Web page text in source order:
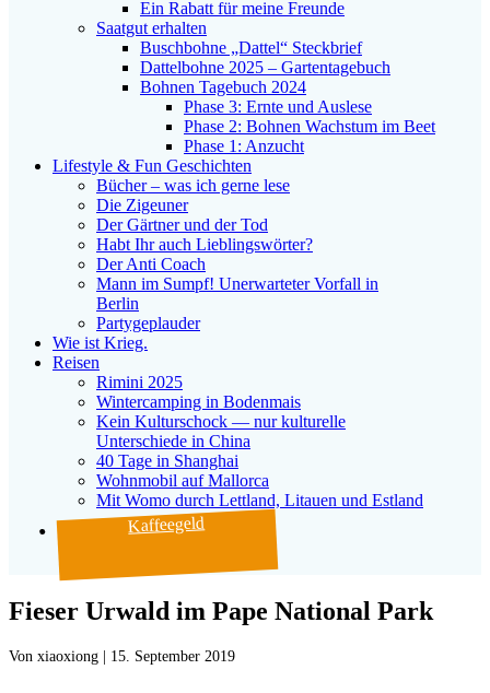
Ein Rabatt für meine Freunde
Saatgut erhalten
Buschbohne „Dattel“ Steckbrief
Dattelbohne 2025 – Gartentagebuch
Bohnen Tagebuch 2024
Phase 3: Ernte und Auslese
Phase 2: Bohnen Wachstum im Beet
Phase 1: Anzucht
Lifestyle & Fun Geschichten
Bücher – was ich gerne lese
Die Zigeuner
Der Gärtner und der Tod
Habt Ihr auch Lieblingswörter?
Der Anti Coach
Mann im Sumpf! Unerwarteter Vorfall in
Berlin
Partygeplauder
Wie ist Krieg.
Reisen
Rimini 2025
Wintercamping in Bodenmais
Kein Kulturschock — nur kulturelle
Unterschiede in China
40 Tage in Shanghai
Wohnmobil auf Mallorca
Mit Womo durch Lettland, Litauen und Estland
Kaffeegeld
Fieser Urwald im Pape National Park
Von 15. September 2019